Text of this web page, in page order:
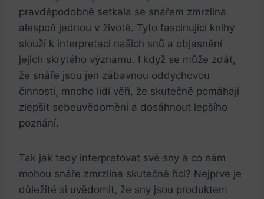
pravděpodobně setkala ‌se snářem zmrzlina
alespoň jednou v životě. Tyto fascinující⁣ knihy​
slouží k interpretaci našich snů a‌ objasnění
jejich skrytého ⁢významu. I⁣ když se může zdát,
že snáře jsou jen zábavnou oddychovou
činností, mnoho lidí věří, že skutečně pomáhají
zlepšit sebeuvědomění a dosáhnout lepšího
poznání.
Tak ‍jak tedy interpretovat své sny a co⁣ nám
mohou snáře zmrzlina skutečně říci? Nejprve je
‌důležité si uvědomit, že sny jsou produktem